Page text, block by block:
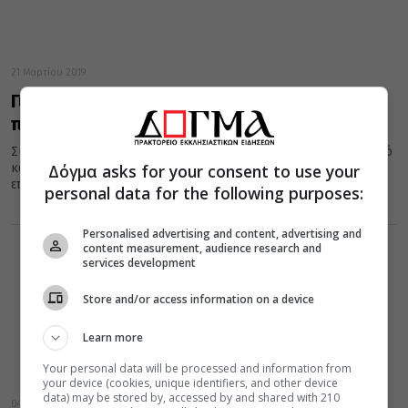
21 Μαρτίου 2019
Γιατί η Μαρία η Μαγδαληνή θεωρείται
προστάτιδα των αρωματοπωλών
Σύμφωνα με την Ορθόδοξη παράδοση οι άγιοι προστατεύουν από
κάθε αρρώστια, χαρακτηρίζονται, όμως, ως προστάτες
επαγγελματικών κλάδων, προστάτες της...
04 Δεκεμβρίου 2018
Δόγμα asks for your consent to use your
personal data for the following purposes:
Personalised advertising and content, advertising and
content measurement, audience research and
services development
Store and/or access information on a device
Learn more
Your personal data will be processed and information from
your device (cookies, unique identifiers, and other device
data) may be stored by, accessed by and shared with 210